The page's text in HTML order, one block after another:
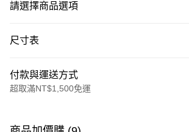
請選擇商品選項
尺寸表
付款與運送方式
超取滿NT$1,500免運
信用卡一次付款